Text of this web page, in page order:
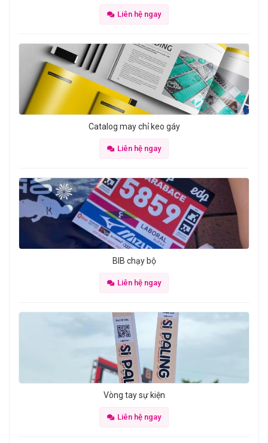
Liên hệ ngay
Catalog may chỉ keo gáy
Liên hệ ngay
BIB chạy bộ
Liên hệ ngay
Vòng tay sự kiện
Liên hệ ngay